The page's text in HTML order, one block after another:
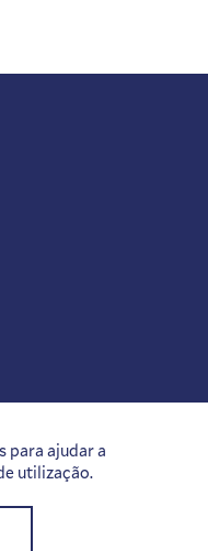
para ajudar a
utilização.